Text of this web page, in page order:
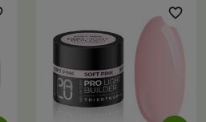
favorite_border